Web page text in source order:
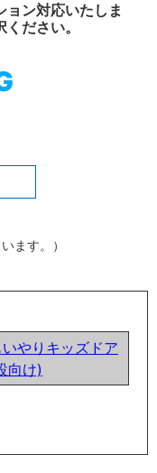
ョン対応いたしま
ださい。
ます。）
やりキッズドア
向け)